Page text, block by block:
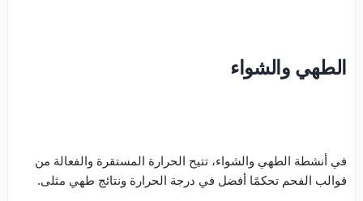
الطهي والشواء
في أنشطة الطهي والشواء، تتيح الحرارة المستقرة والفعالة من
قوالب الفحم تحكمًا أفضل في درجة الحرارة ونتائج طهي مثلى.